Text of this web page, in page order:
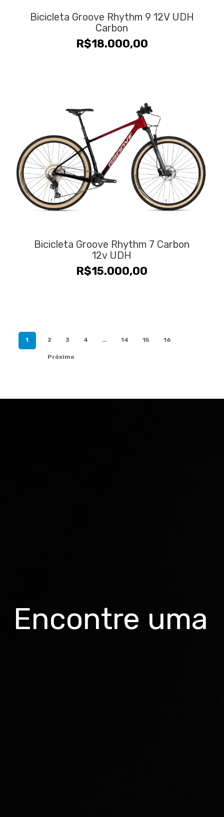
Bicicleta Groove Rhythm 9 12V UDH
Carbon
R$18.000,00
Bicicleta Groove Rhythm 7 Carbon
12v UDH
R$15.000,00
1 2 3 4 … 14 15 16
Próximo
Encontre uma